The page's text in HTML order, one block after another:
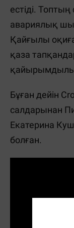
естіді.
авариялық
Қайғылы
қаза
Бұған дейін
салдарынан
Екатерина
болған.